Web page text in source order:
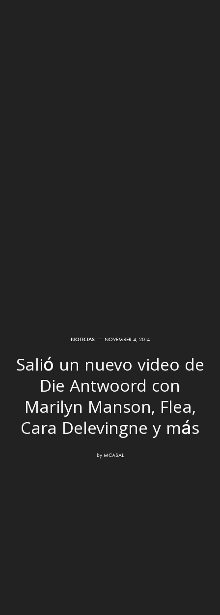
NOTICIAS NOVEMBER 4, 2014
Salió un nuevo video de
Die Antwoord con
Marilyn Manson, Flea,
Cara Delevingne y más
by MCASAL